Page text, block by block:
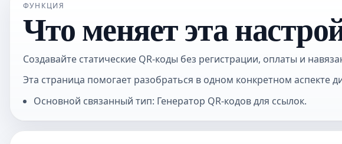
ФУНКЦИЯ
Что меняет эта
Создавайте статические QR-коды без регистрации, оплаты и
Эта страница помогает разобраться в одном конкретном
Основной связанный тип: Генератор QR-кодов для ссылок.